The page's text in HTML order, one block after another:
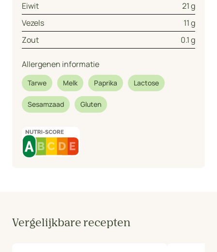
Eiwit
21 g
Vezels
11 g
Zout
0.1 g
Allergenen informatie
Tarwe Melk Paprika Lactose
Sesamzaad Gluten
Vergelijkbare recepten